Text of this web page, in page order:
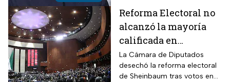
lo que nos dice un experto.
Reforma Electoral no
alcanzó la mayoría
calificada en
Diputados
La Cámara de Diputados
desechó la reforma electoral
de Sheinbaum tras votos en